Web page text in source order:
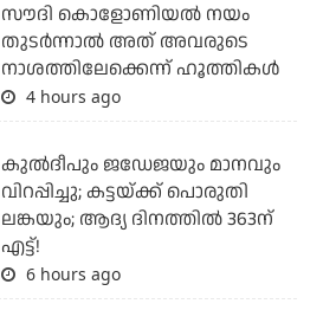
സൗദി കൊളോണിയല്‍ നയം
തുടര്‍ന്നാല്‍ അത് അവരുടെ
നാശത്തിലേക്കെന്ന് ഹൂത്തികള്‍
4 hours ago
കുല്‍ദീപും ജഡേജയും മാനവും
വിറപ്പിച്ചു; കട്ടയ്ക്ക് പൊരുതി
ലങ്കയും; ആദ്യ ദിനത്തില്‍ 363ന്
എട്ട്!
6 hours ago